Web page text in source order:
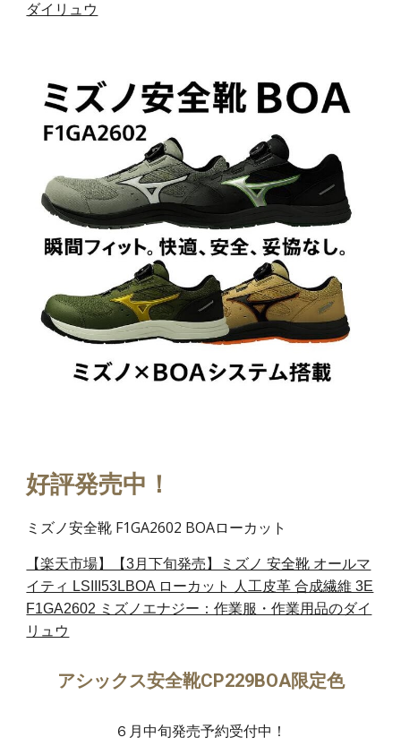
ダイリュウ
好評発売中！
ミズノ安全靴 F1GA2602 BOAローカット
【楽天市場】【3月下旬発売】ミズノ 安全靴 オールマ
イティ LSIII53LBOA ローカット 人工皮革 合成繊維 3E
F1GA2602 ミズノエナジー：作業服・作業用品のダイ
リュウ
アシックス安全靴CP229BOA限定色
６月中旬発売予約受付中！